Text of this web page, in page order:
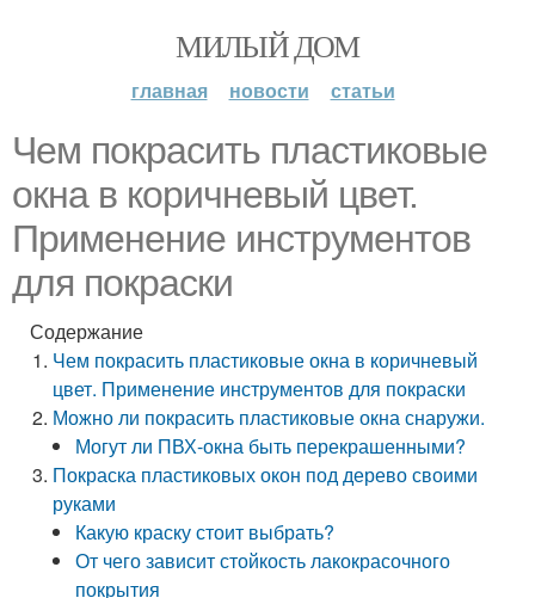
МИЛЫЙ ДОМ
главная новости статьи
Чем покрасить пластиковые
окна в коричневый цвет.
Применение инструментов
для покраски
Содержание
Чем покрасить пластиковые окна в коричневый
цвет. Применение инструментов для покраски
Можно ли покрасить пластиковые окна снаружи.
Могут ли ПВХ-окна быть перекрашенными?
Покраска пластиковых окон под дерево своими
руками
Какую краску стоит выбрать?
От чего зависит стойкость лакокрасочного
покрытия